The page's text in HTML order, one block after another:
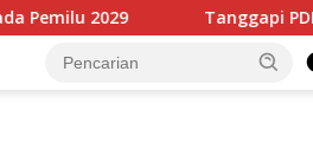
Tanggapi PDIP, Syamsul